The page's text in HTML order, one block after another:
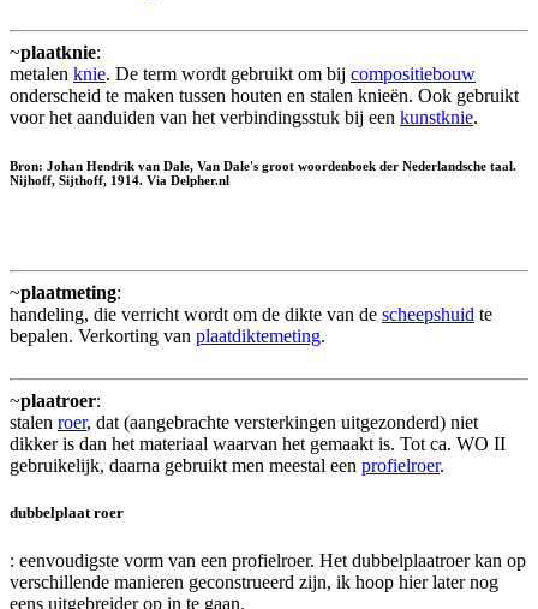
~plaatknie:
metalen knie. De term wordt gebruikt om bij compositiebouw
onderscheid te maken tussen houten en stalen knieën. Ook gebruikt
voor het aanduiden van het verbindingsstuk bij een kunstknie.
Bron: Johan Hendrik van Dale, Van Dale's groot woordenboek der Nederlandsche taal.
Nijhoff, Sijthoff, 1914. Via Delpher.nl
~plaatmeting:
handeling, die verricht wordt om de dikte van de scheepshuid te
bepalen. Verkorting van plaatdiktemeting.
~plaatroer:
stalen roer, dat (aangebrachte versterkingen uitgezonderd) niet
dikker is dan het materiaal waarvan het gemaakt is. Tot ca. WO II
gebruikelijk, daarna gebruikt men meestal een profielroer.
dubbelplaat roer
: eenvoudigste vorm van een profielroer. Het dubbelplaatroer kan op
verschillende manieren geconstrueerd zijn, ik hoop hier later nog
eens uitgebreider op in te gaan.